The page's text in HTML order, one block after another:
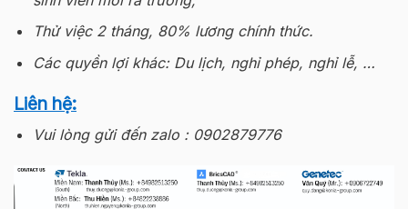
Thử việc 2 tháng, 80% lương chính thức.
Các quyền lợi khác: Du lịch, nghỉ phép, nghỉ lễ, …
Liên hệ:
Vui lòng gửi đến zalo : 0902879776